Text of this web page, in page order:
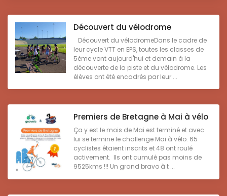
Découvert du vélodrome
Découvert du vélodromeDans le cadre de
leur cycle VTT en EPS, toutes les classes de
5ème vont aujourd'hui et demain à la
découverte de la piste et du vélodrome. Les
élèves ont été encadrés par leur ...
Premiers de Bretagne à Mai à vélo
Ça y est le mois de Mai est terminé et avec
lui se termine le challenge Mai à vélo. 65
cyclistes étaient inscrits et 48 ont roulé
activement. Ils ont cumulé pas moins de
9525kms !!! Un grand bravo à t ...